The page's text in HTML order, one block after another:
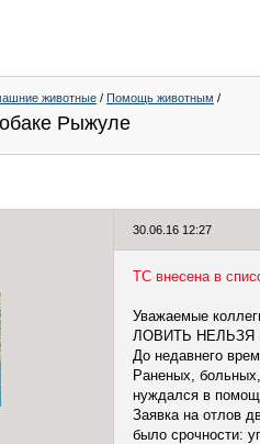
животные / Помощь животным /
Рыжуле
30.06.16 12:27
ТС внесена в
Уважаемые
ЛОВИТЬ НЕЛЬЗЯ
До недавнего
Раненых,
нуждался в
Заявка на отлов
было срочности: